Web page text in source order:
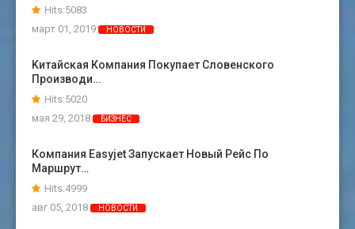
Hits:5083
март 01, 2019
НОВОСТИ
Kитайская Компания Покупает Словенского
Производи…
Hits:5020
мая 29, 2018
БИЗНЕС
Компания Easyjet Запускает Новый Рейс По
Маршрут…
Hits:4999
авг 05, 2018
НОВОСТИ